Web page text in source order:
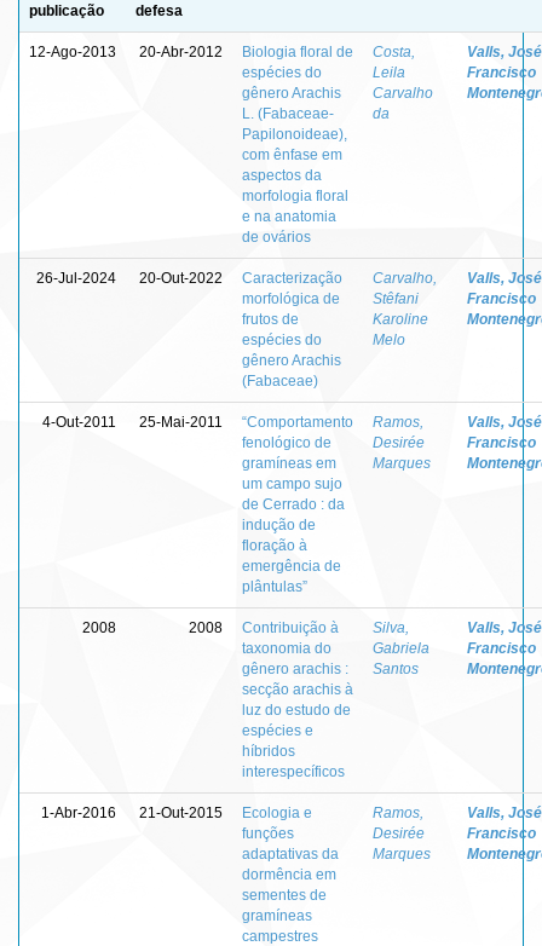
publicação
defesa
12-Ago-2013 20-Abr-2012
Biologia floral de
espécies do
gênero Arachis
L. (Fabaceae-
Papilonoideae),
com ênfase em
aspectos da
morfologia floral
e na anatomia
de ovários
Costa,
Leila
Carvalho
da
Valls, José
Francisco
26-Jul-2024 20-Out-2022
Caracterização
morfológica de
frutos de
espécies do
gênero Arachis
(Fabaceae)
Carvalho,
Stêfani
Karoline
Melo
Valls, José
Francisco
4-Out-2011 25-Mai-2011
“Comportamento
fenológico de
gramíneas em
um campo sujo
de Cerrado : da
indução de
floração à
emergência de
plântulas”
Ramos,
Desirée
Marques
Valls, José
Francisco
2008 2008
Contribuição à
taxonomia do
gênero arachis :
secção arachis à
luz do estudo de
espécies e
híbridos
interespecíficos
Silva,
Gabriela
Santos
Valls, José
Francisco
1-Abr-2016 21-Out-2015
Ecologia e
funções
adaptativas da
dormência em
sementes de
gramíneas
campestres
Ramos,
Desirée
Marques
Valls, José
Francisco